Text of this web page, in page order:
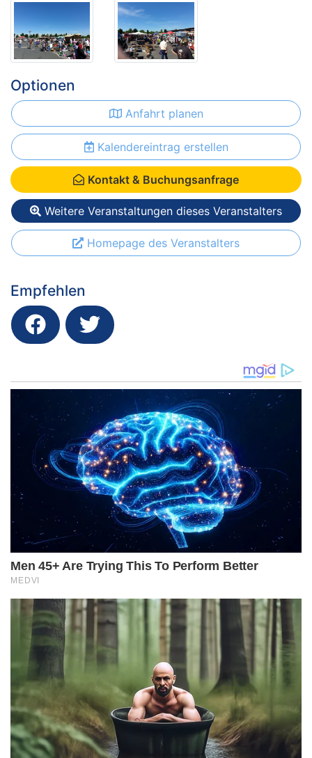
Optionen
Anfahrt planen
Kalendereintrag erstellen
Kontakt & Buchungsanfrage
Weitere Veranstaltungen dieses Veranstalters
Homepage des Veranstalters
Empfehlen